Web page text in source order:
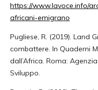
https://www.lavoce.info/
africani-emigrano
Pugliese, R. (2019). Land
combattere. In Quaderni
dall’Africa. Roma:
Sviluppo.